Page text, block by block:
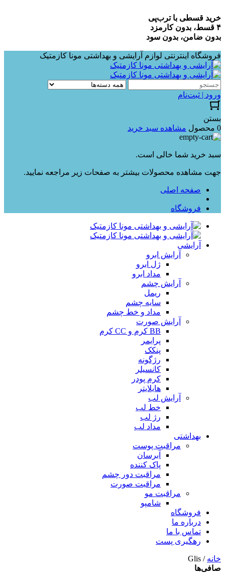
خرید قسطی با ترب‌پی
۴ قسط، بدون کارمزد
بدون ضامن، بدون سود
فروشگاه اینترنتی لوازم آرایشی و بهداشتی مونا کازمتیک
ورود | ثبت‌نام
بستن
0 محصول
مشاهده سبد خرید
سبد خرید شما خالی است.
جهت مشاهده محصولات بیشتر به صفحات زیر مراجعه نمایید.
صفحه اصلی
فروشگاه
آرایشی
آرایش ابرو
ژل ابرو
مداد ابرو
آرایش چشم
ریمل
سایه چشم
مداد و خط چشم
آرایش صورت
BB کرم و CC کرم
پرایمر
پنکک
رژگونه
کانسیلر
کرم پودر
هایلایتر
آرایش لب
خط لب
رژ لب
مداد لب
بهداشتی
مراقبت پوست
آبرسان
پاک کننده
مراقبت دور چشم
مراقبت صورت
مراقبت مو
شامپو
فروشگاه
درباره ما
تماس با ما
رهگیری پست
خانه / Glis
صافی‌ها